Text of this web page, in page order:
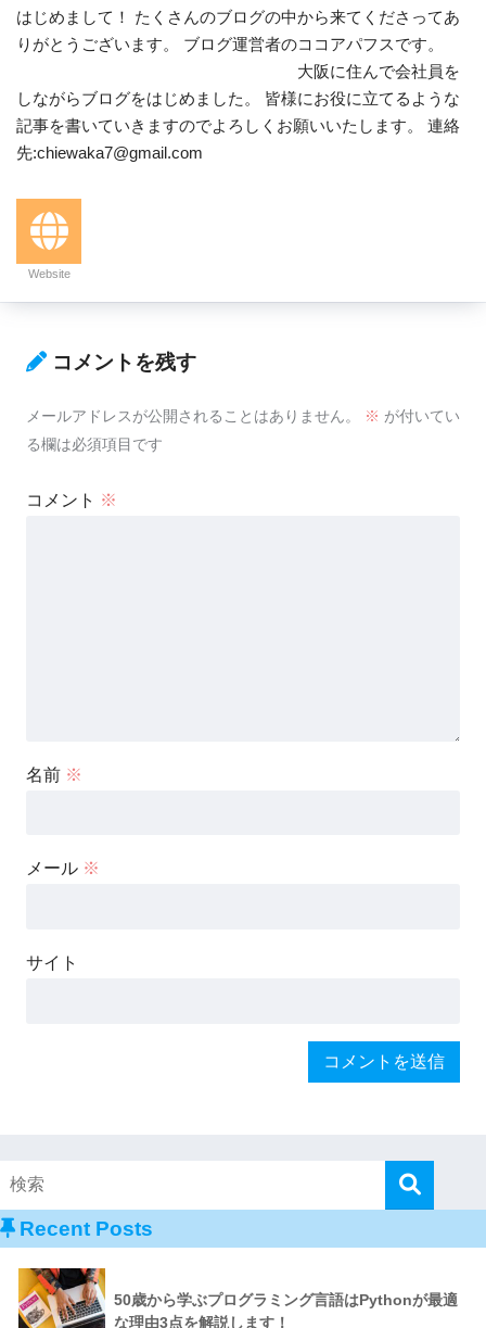
はじめまして！ たくさんのブログの中から来てくださってあ
りがとうございます。 ブログ運営者のココアパフスです。
大阪に住んで会社員を
しながらブログをはじめました。 皆様にお役に立てるような
記事を書いていきますのでよろしくお願いいたします。 連絡
先:chiewaka7@gmail.com
Website
コメントを残す
メールアドレスが公開されることはありません。 ※ が付いてい
る欄は必須項目です
コメント ※
名前 ※
メール ※
サイト
Recent Posts
50歳から学ぶプログラミング言語はPythonが最適
な理由3点を解説します！